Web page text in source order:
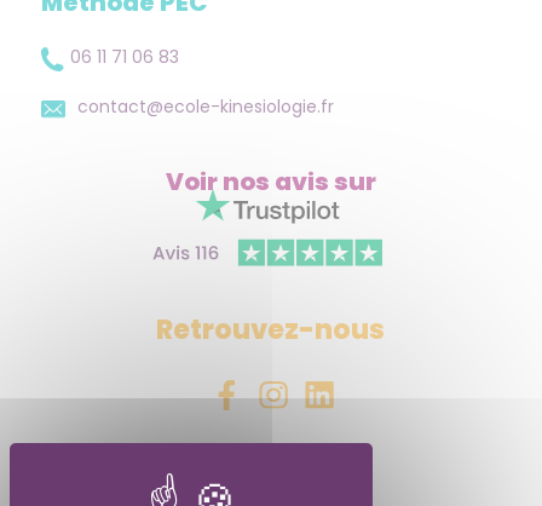
06 11 71 06 83
contact@ecole-kinesiologie.fr
Voir nos avissur
Retrouvez-nous